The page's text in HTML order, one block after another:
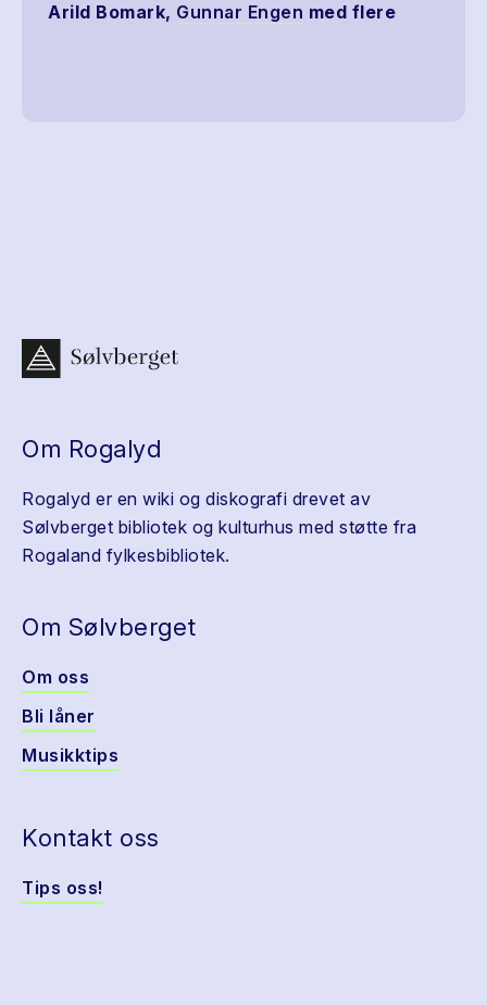
Arild Bomark, Gunnar Engen med flere
Om Rogalyd
Rogalyd er en wiki og diskografi drevet av
Sølvberget bibliotek og kulturhus med støtte fra
Rogaland fylkesbibliotek.
Om Sølvberget
Om oss
Bli låner
Musikktips
Kontakt oss
Tips oss!